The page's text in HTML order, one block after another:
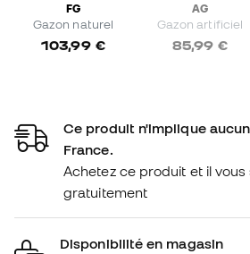
FG
Gazon naturel
103,99 €
AG
Gazon artificiel
85,99 €
Ce produit n'implique
France.
Achetez ce produit et il vous
gratuitement
Disponibilité en magasin